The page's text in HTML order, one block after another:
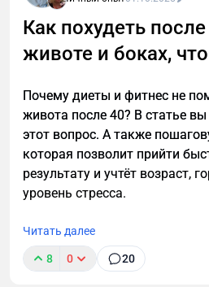
Как похудеть
животе и боках,
Почему диеты и фитнес не
живота после 40? В статье вы
этот вопрос. А также
которая позволит прийти
результату и учтёт возраст,
уровень стресса.
Читать далее
8 0 20